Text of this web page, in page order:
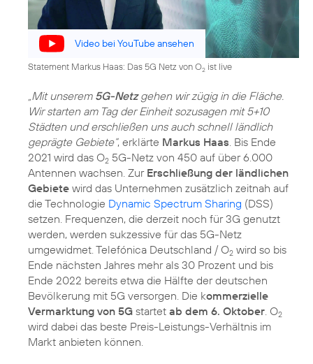
Video bei YouTube ansehen
Statement Markus Haas: Das 5G Netz von O2 ist live
„Mit unserem 5G-Netzgehen wir zügig in die Fläche.
Wir starten am Tag der Einheit sozusagen mit 5+10
Städten und erschließen uns auch schnell ländlich
geprägte Gebiete“, erklärte Markus Haas . Bis Ende
2021 wird das O2 5G-Netz von 450 auf über 6.000
Antennen wachsen. Zur Erschließung der ländlichen
Gebiete wird das Unternehmen zusätzlich zeitnah auf
die Technologie Dynamic Spectrum Sharing (DSS)
setzen. Frequenzen, die derzeit noch für 3G genutzt
werden, werden sukzessive für das 5G-Netz
umgewidmet. Telefónica Deutschland / O2 wird so bis
Ende nächsten Jahres mehr als 30 Prozent und bis
Ende 2022 bereits etwa die Hälfte der deutschen
Bevölkerung mit 5G versorgen. Die kommerzielle
Vermarktung von 5G startet ab dem 6. Oktober . O2
wird dabei das beste Preis-Leistungs-Verhältnis im
Markt anbieten können.